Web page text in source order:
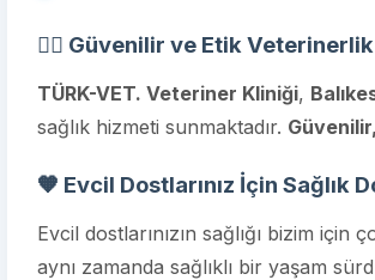
👨‍⚕️ Güvenilir ve Etik Veterinerlik
TÜRK-VET. Veteriner Kliniği,
sağlık hizmeti sunmaktadır.
🧡 Evcil Dostlarınız İçin Sağlık
Evcil dostlarınızın sağlığı bizim için
aynı zamanda sağlıklı bir yaşam